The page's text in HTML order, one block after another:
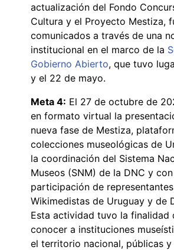
actualización del Fondo
Cultura y el Proyecto Mestiza,
comunicados a través de una
institucional en el marco de la
Gobierno Abierto, que tuvo
y el 22 de mayo.
Meta 4: El 27 de octubre de
en formato virtual la
nueva fase de Mestiza,
colecciones museológicas de
la coordinación del Sistema
Museos (SNM) de la DNC y
participación de
Wikimedistas de Uruguay y de
Esta actividad tuvo la finalidad
conocer a instituciones
el territorio nacional, públicas